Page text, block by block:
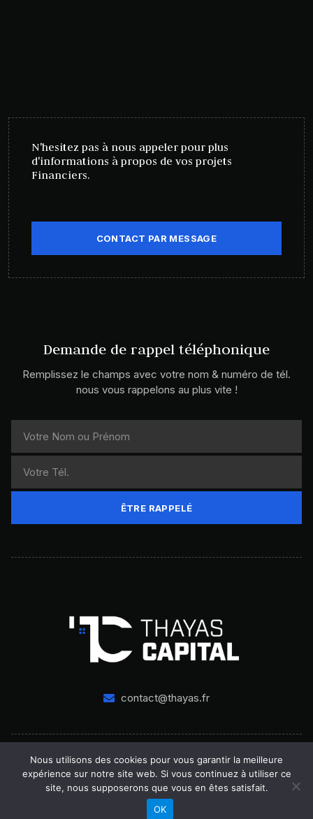
N'hesitez pas à nous appeler pour plus
d'informations à propos de vos projets
Financiers.
CONTACT PAR MESSAGE
Demande de rappel téléphonique
Remplissez le champs avec votre nom & numéro de tél.
nous vous rappelons au plus vite !
ÊTRE RAPPELÉ
contact@thayas.fr
CopyrightTHAYAS CAPITAL. All rights reserved.
SITE INTERNET CRÉÉ PAR HD DESIGN
Nous utilisons des cookies pour vous garantir la meilleure
expérience sur notre site web. Si vous continuez à utiliser ce
site, nous supposerons que vous en êtes satisfait.
OK